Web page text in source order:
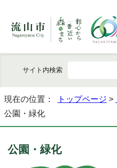
サイト内検索
現在の位置： トップページ >
公園・緑化
公園・緑化